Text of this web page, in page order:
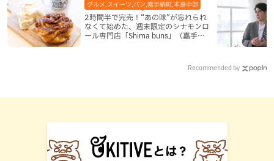
2時間半で完売！“あの味”が忘れられ
なくて始めた、週末限定のシナモンロ
ール専門店「Shima buns」（嘉手納
グルメ,スイーツ,パン,嘉手納町,本島中部
Recommended by